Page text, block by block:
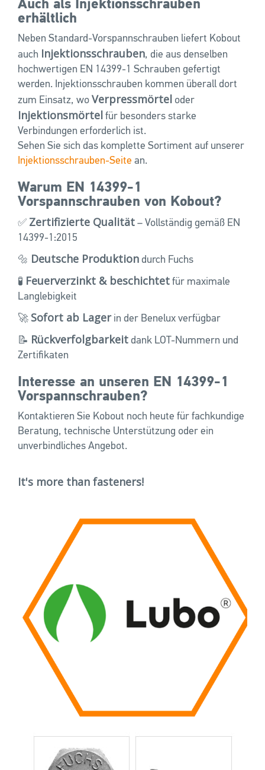
Auch als Injektionsschrauben
erhältlich
Neben Standard-Vorspannschrauben liefert Kobout
auch Injektionsschrauben, die aus denselben
hochwertigen EN 14399-1 Schrauben gefertigt
werden. Injektionsschrauben kommen überall dort
zum Einsatz, wo Verpressmörtel oder
Injektionsmörtel für besonders starke
Verbindungen erforderlich ist.
Sehen Sie sich das komplette Sortiment auf unserer
Injektionsschrauben-Seite an.
Warum EN 14399-1
Vorspannschrauben von Kobout?
✅ Zertifizierte Qualität – Vollständig gemäß EN
14399-1:2015
🔩 Deutsche Produktion durch Fuchs
🧪 Feuerverzinkt & beschichtet für maximale
Langlebigkeit
🚀 Sofort ab Lagerin der Benelux verfügbar
📝 Rückverfolgbarkeit dank LOT-Nummern und
Zertifikaten
Interesse an unseren EN 14399-1
Vorspannschrauben?
Kontaktieren Sie Kobout noch heute für fachkundige
Beratung, technische Unterstützung oder ein
unverbindliches Angebot.
It's more than fasteners!